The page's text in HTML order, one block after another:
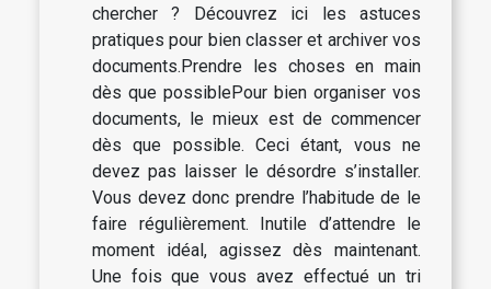
chercher ? Découvrez ici les astuces
pratiques pour bien classer et archiver vos
documents.Prendre les choses en main
dès que possiblePour bien organiser vos
documents, le mieux est de commencer
dès que possible. Ceci étant, vous ne
devez pas laisser le désordre s’installer.
Vous devez donc prendre l’habitude de le
faire régulièrement. Inutile d’attendre le
moment idéal, agissez dès maintenant.
Une fois que vous avez effectué un tri